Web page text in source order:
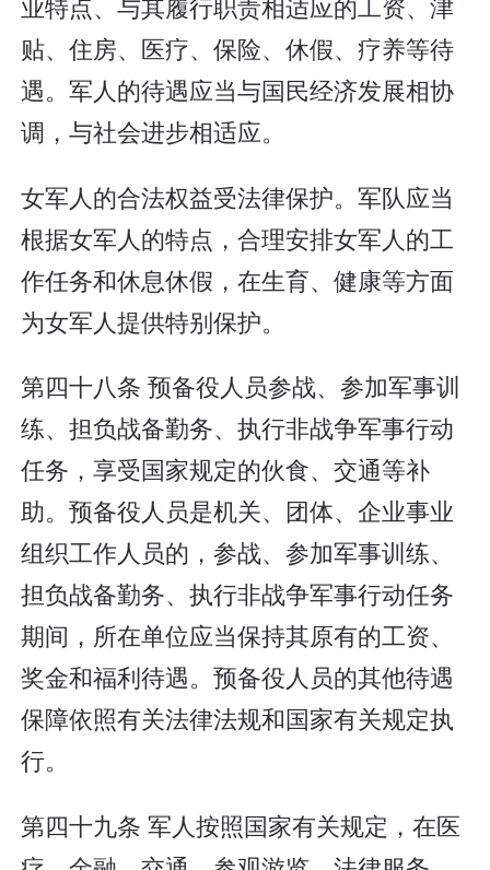
贴、住房、医疗、保险、休假、疗养等待
遇。军人的待遇应当与国民经济发展相协
调，与社会进步相适应。
女军人的合法权益受法律保护。军队应当
根据女军人的特点，合理安排女军人的工
作任务和休息休假，在生育、健康等方面
为女军人提供特别保护。
第四十八条 预备役人员参战、参加军事训
练、担负战备勤务、执行非战争军事行动
任务，享受国家规定的伙食、交通等补
助。预备役人员是机关、团体、企业事业
组织工作人员的，参战、参加军事训练、
担负战备勤务、执行非战争军事行动任务
期间，所在单位应当保持其原有的工资、
奖金和福利待遇。预备役人员的其他待遇
保障依照有关法律法规和国家有关规定执
行。
第四十九条 军人按照国家有关规定，在医